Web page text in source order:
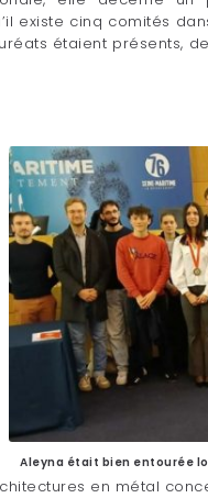
existe cinq comités
étaient présents,
Aleyna était bien entourée
en métal